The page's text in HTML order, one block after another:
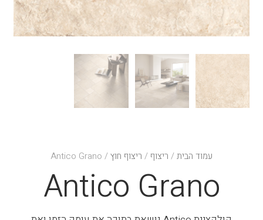
עמוד הבית/ ריצוף/ ריצוף חוץ/ Antico Grano
Antico Grano